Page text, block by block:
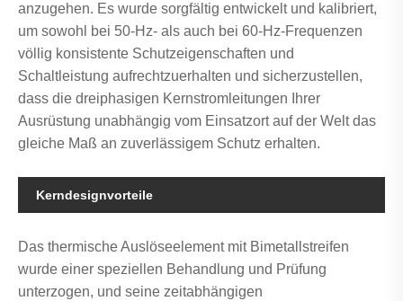
anzugehen. Es wurde sorgfältig entwickelt und kalibriert,
um sowohl bei 50-Hz- als auch bei 60-Hz-Frequenzen
völlig konsistente Schutzeigenschaften und
Schaltleistung aufrechtzuerhalten und sicherzustellen,
dass die dreiphasigen Kernstromleitungen Ihrer
Ausrüstung unabhängig vom Einsatzort auf der Welt das
gleiche Maß an zuverlässigem Schutz erhalten.
Kerndesignvorteile
Das thermische Auslöseelement mit Bimetallstreifen
wurde einer speziellen Behandlung und Prüfung
unterzogen, und seine zeitabhängigen